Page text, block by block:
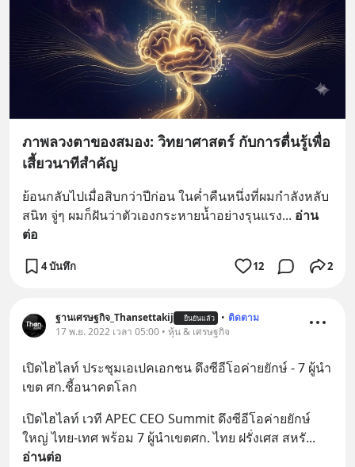
ภาพลวงตาของสมอง: วิทยาศาสตร์ กับการตื่นรู้เพื่อ
เสี้ยวนาทีสำคัญ
ย้อนกลับไปเมื่อสิบกว่าปีก่อน ในค่ำคืนหนึ่งที่ผมกำลังหลับ
สนิท จู่ๆ ผมก็ฝันว่าตัวเองกระหายน้ำอย่างรุนแรง... อ่าน
ต่อ
4 บันทึก 12 2
ฐานเศรษฐกิจ_Thansettakij ยืนยันแล้ว • ติดตาม
17 พ.ย. 2022 เวลา 05:00 • หุ้น & เศรษฐกิจ
เปิดไฮไลท์ ประชุมเอเปคเอกชน ดึงซีอีโอค่ายยักษ์ - 7 ผู้นำ
เขต ศก.ชี้อนาคตโลก
เปิดไฮไลท์ เวที APEC CEO Summit ดึงซีอีโอค่ายยักษ์
ใหญ่ ไทย-เทศ พร้อม 7 ผู้นำเขตศก. ไทย ฝรั่งเศส สหรั
อ่านต่อ